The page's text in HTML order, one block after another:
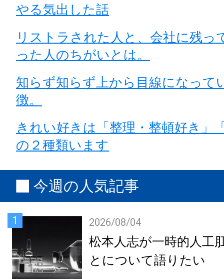
やる気出した話
リストラされた人と、会社に残っ
った人のちがいとは。
知らず知らず上から目線になって
徴。
きれい好きは「整理・整頓好き」
の２種類います
今週の人気記事
1 2026/08/04
松本人志が一時的人工
とについて語りたい